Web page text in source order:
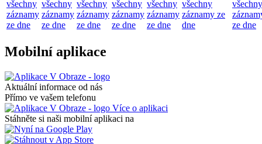
všechny
záznamy
ze dne
všechny
záznamy
ze dne
všechny
záznamy
ze dne
všechny
záznamy
ze dne
všechny
záznamy
ze dne
všechny
záznamy ze
dne
všechny
ze dne
Mobilní aplikace
Aktuální informace od nás
Přímo ve vašem telefonu
Více o aplikaci
Stáhněte si naši mobilní aplikaci na